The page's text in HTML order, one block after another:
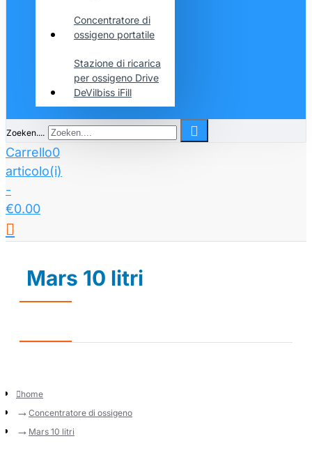
Concentratore di
ossigeno portatile
Stazione di ricarica
per ossigeno Drive
DeVilbiss iFill
Zoeken....
Carrello0
articolo(i)
-
€0.00
Mars 10 litri
home
Concentratore di ossigeno
Mars 10 litri